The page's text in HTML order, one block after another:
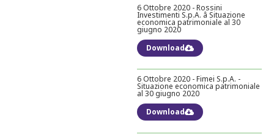
6 Ottobre 2020 - Rossini
Investimenti S.p.A. â Situazione
economica patrimoniale al 30
giugno 2020
Download
6 Ottobre 2020 - Fimei S.p.A. -
Situazione economica patrimoniale
al 30 giugno 2020
Download